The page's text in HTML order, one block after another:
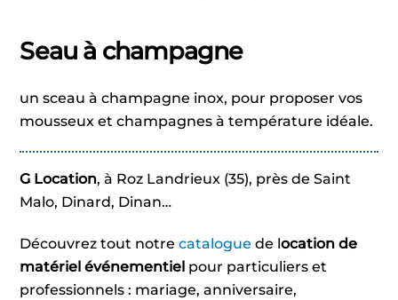
Seau à champagne
un sceau à champagne inox, pour proposer vos
mousseux et champagnes à température idéale.
G Location, à Roz Landrieux (35), près de Saint
Malo, Dinard, Dinan…
Découvrez tout notrecatalogue de location de
matériel événementiel pour particuliers et
professionnels : mariage, anniversaire,